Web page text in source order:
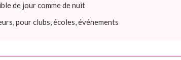
de jour comme de nuit
pour clubs, écoles, événements